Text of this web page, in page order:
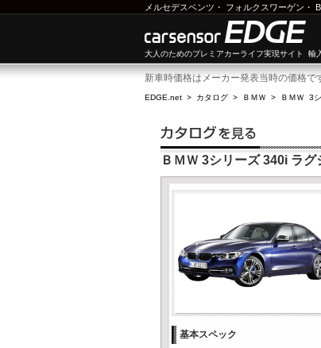
メルセデスベンツ ・ フォルクスワーゲン ・
大人のためのプレミアカーライフ実現サイト 輸
新車時価格はメーカー発表当時の価格で
EDGE.net > カタログ > ＢＭＷ > ＢＭＷ 3
ＢＭＷ 3シリーズ 340i ラグ
基本スペック